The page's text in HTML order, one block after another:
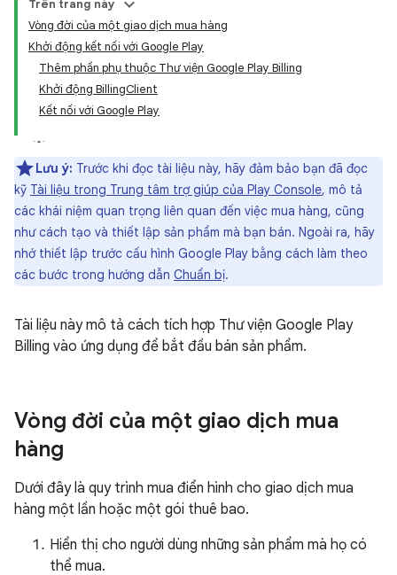
Trên trang này
Vòng đời của một giao dịch mua hàng
Khởi động kết nối với Google Play
Thêm phần phụ thuộc Thư viện Google Play Billing
Khởi động BillingClient
Kết nối với Google Play
Lưu ý: Trước khi đọc tài liệu này, hãy đảm bảo bạn đã đọc
kỹ Tài liệu trong Trung tâm trợ giúp của Play Console, mô tả
các khái niệm quan trọng liên quan đến việc mua hàng, cũng
như cách tạo và thiết lập sản phẩm mà bạn bán. Ngoài ra, hãy
nhớ thiết lập trước cấu hình Google Play bằng cách làm theo
các bước trong hướng dẫn Chuẩn bị.
Tài liệu này mô tả cách tích hợp Thư viện Google Play
Billing vào ứng dụng để bắt đầu bán sản phẩm.
Vòng đời của một giao dịch mua
hàng
Dưới đây là quy trình mua điển hình cho giao dịch mua
hàng một lần hoặc một gói thuê bao.
Hiển thị cho người dùng những sản phẩm mà họ có
thể mua.